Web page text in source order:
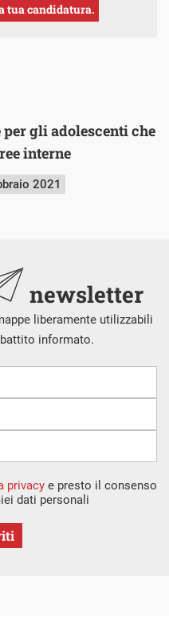
tua candidatura.
gli adolescenti che
interne
2021
newsletter
liberamente utilizzabili
informato.
privacy e presto il consenso
dati personali